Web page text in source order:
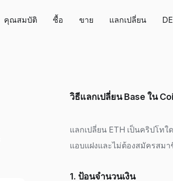
คุณสมบัติ ซื้อ ขาย แลกเปลี่ยน
วิธีแลกเปลี่ยน Base ใน
แลกเปลี่ยน ETH เป็นคริปโท
แอบแฝงและไม่ต้องสมัครสมา
1. ป้อนจำนวนเงิน